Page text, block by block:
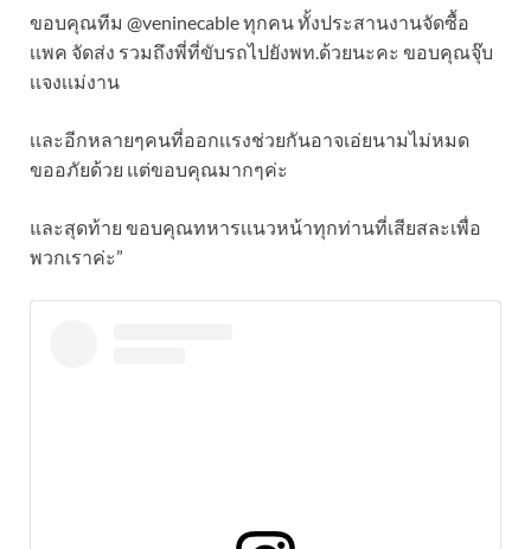
ขอบคุณทีม @veninecable ทุกคน ทั้งประสานงานจัดซื้อ
เเพค จัดส่ง รวมถึงพี่ที่ขับรถไปยังพท.ด้วยนะคะ ขอบคุณจุ๊บ
เเจงเเม่งาน
เเละอีกหลายๆคนที่ออกเเรงช่วยกันอาจเอ่ยนามไม่หมด
ขออภัยด้วย เเต่ขอบคุณมากๆค่ะ
และสุดท้าย ขอบคุณทหารเเนวหน้าทุกท่านที่เสียสละเพื่อ
พวกเราค่ะ”